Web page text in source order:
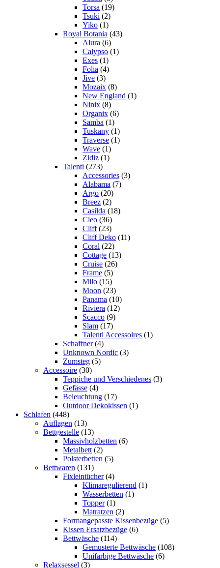
Torsa (19)
Tsuki (2)
Yiko (1)
Royal Botania (43)
Alura (6)
Calypso (1)
Exes (1)
Folia (4)
Jive (3)
Mozaix (8)
New England (1)
Ninix (8)
Organix (6)
Samba (1)
Tuskany (1)
Traverse (1)
Wave (1)
Zidiz (1)
Talenti (273)
Accessories (3)
Alabama (7)
Argo (20)
Breez (2)
Casilda (18)
Cleo (36)
Cliff (23)
Cliff Deko (11)
Coral (22)
Cottage (13)
Cruise (26)
Frame (5)
Milo (15)
Moon (23)
Panama (10)
Riviera (12)
Scacco (9)
Slam (17)
Talenti Accessoires (1)
Schaffner (4)
Unknown Nordic (3)
Zumsteg (5)
Accessoire (30)
Teppiche und Verschiedenes (3)
Gefässe (4)
Beleuchtung (17)
Outdoor Dekokissen (1)
Schlafen (448)
Auflagen (13)
Bettgestelle (13)
Massivholzbetten (6)
Metalbett (2)
Polsterbetten (5)
Bettwaren (131)
Fixleintücher (4)
Klimaregulierend (1)
Wasserbetten (1)
Topper (1)
Matratzen (2)
Formangepasste Kissenbezüge (5)
Kissen Ersatzbezüge (6)
Bettwäsche (114)
Gemusterte Bettwäsche (108)
Unifarbige Bettwäsche (6)
Relaxsessel (3)